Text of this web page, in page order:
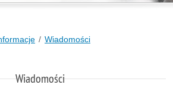
Wiadomości
Wiadomości